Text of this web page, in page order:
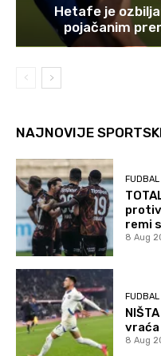
Hetafe je
pojačanim
NAJNOVIJE
FUDBAL
remi
8 Aug
FUDBAL
vraća
8 Aug